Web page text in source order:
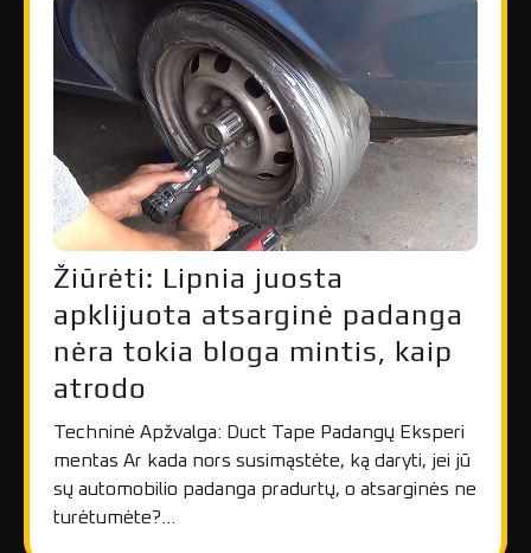
Žiūrėti: Lipnia juosta
apklijuota atsarginė padanga
nėra tokia bloga mintis, kaip
atrodo
Techninė Apžvalga: Duct Tape Padangų Eksperi
mentas Ar kada nors susimąstėte, ką daryti, jei jū
sų automobilio padanga pradurtų, o atsarginės ne
turėtumėte?…